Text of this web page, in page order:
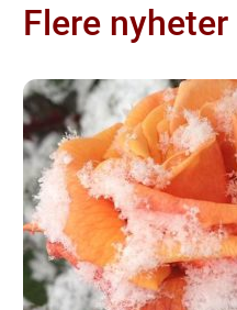
Flere nyheter